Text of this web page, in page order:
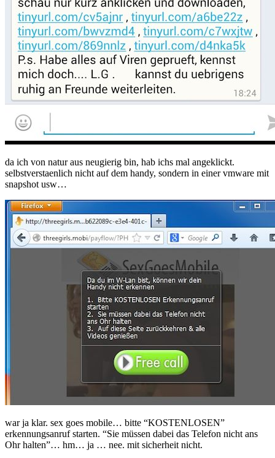
da ich von natur aus neugierig bin, hab ichs mal angeklickt.
selbstverstaenlich nicht auf dem handy, sondern in einer vmware mit
snapshot usw…
war ja klar. sex goes mobile… bitte “KOSTENLOSEN”
erkennungsanruf starten. “Sie müssen dabei das Telefon nicht ans
Ohr halten”… hm… ja … nee. mit sicherheit nicht.